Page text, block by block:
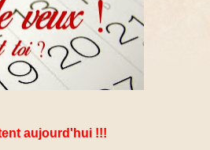
aujourd'hui !!!